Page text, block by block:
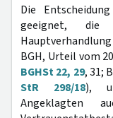
Die
geeignet, die
BGH, Urteil vom
BGHSt 22, 29, 31;
StR 298/18),
Angeklagten